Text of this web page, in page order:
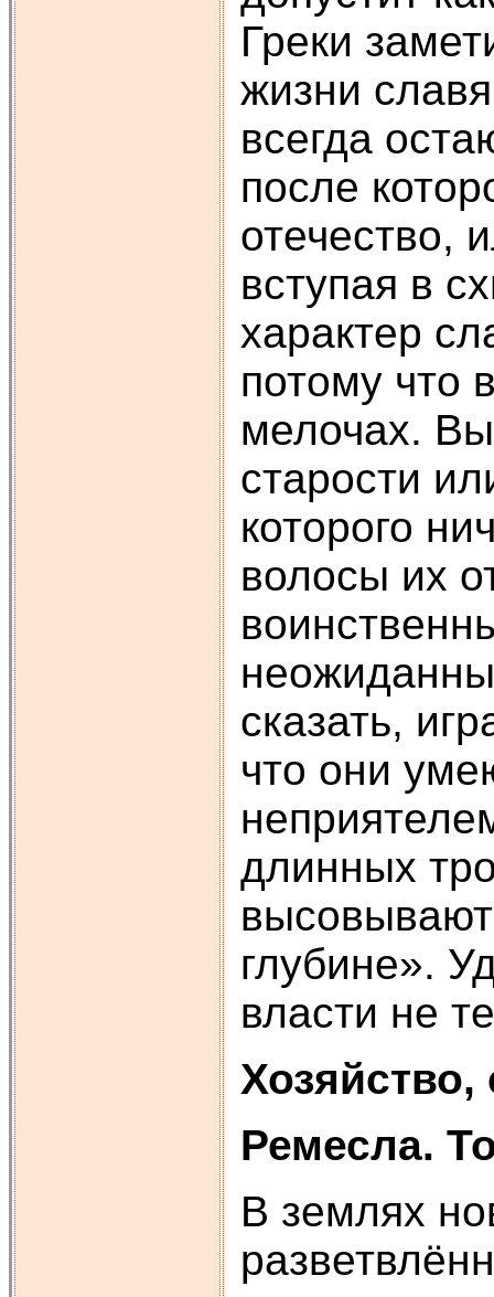
Греки
жизни
всегда
после
отечество,
вступая в
характер
потому что
мелочах.
старости
которого
волосы их
сказать,
что они
длинных
глубине».
власти не
Ремесла.
В землях